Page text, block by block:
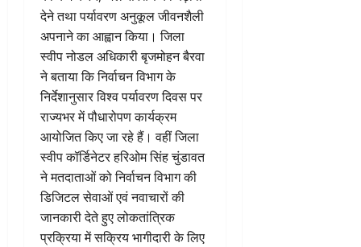
देने तथा पर्यावरण अनुकूल जीवनशैली
अपनाने का आह्वान किया। जिला
स्वीप नोडल अधिकारी बृजमोहन बैरवा
ने बताया कि निर्वाचन विभाग के
निर्देशानुसार विश्व पर्यावरण दिवस पर
राज्यभर में पौधारोपण कार्यक्रम
आयोजित किए जा रहे हैं। वहीं जिला
स्वीप कॉर्डिनेटर हरिओम सिंह चुंडावत
ने मतदाताओं को निर्वाचन विभाग की
डिजिटल सेवाओं एवं नवाचारों की
जानकारी देते हुए लोकतांत्रिक
प्रक्रिया में सक्रिय भागीदारी के लिए